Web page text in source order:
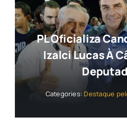
PL Oficializa
Izalci Lucas À
Categories: Destaque